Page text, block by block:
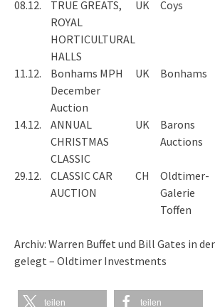
08.12.
TRUE GREATS,
ROYAL
HORTICULTURAL
HALLS
UK Coys
11.12.
Bonhams MPH
December
Auction
UK Bonhams
14.12.
ANNUAL
CHRISTMAS
CLASSIC
UK
Barons
Auctions
29.12.
CLASSIC CAR
AUCTION
CH
Oldtimer-
Galerie
Toffen
Archiv: Warren Buffet und Bill Gates in
gelegt – Oldtimer Investments
teilen teilen